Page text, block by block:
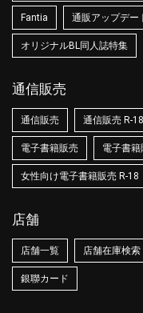
Fantia 通販アップデー
オリジナルBL同人誌特集
通信販売
通信販売 通信販売 R-18
電子書籍販売 電子書籍
女性向け電子書籍販売 R-18
店舗
店舗一覧 店舗在庫検索
銀聯カード